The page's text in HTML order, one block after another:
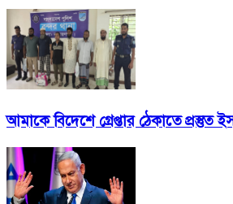
আমাকে বিদেশে গ্রেপ্তার ঠেকাতে প্রস্তুত